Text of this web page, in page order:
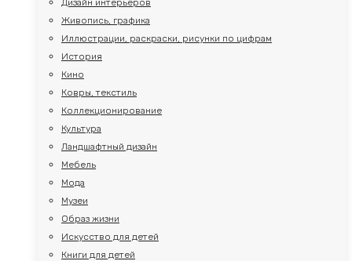
Живопись, графика
Иллюстрации, раскраски, рисунки по цифрам
История
Кино
Ковры, текстиль
Коллекционирование
Культура
Ландшафтный дизайн
Мебель
Мода
Музеи
Образ жизни
Искусство для детей
Книги для детей